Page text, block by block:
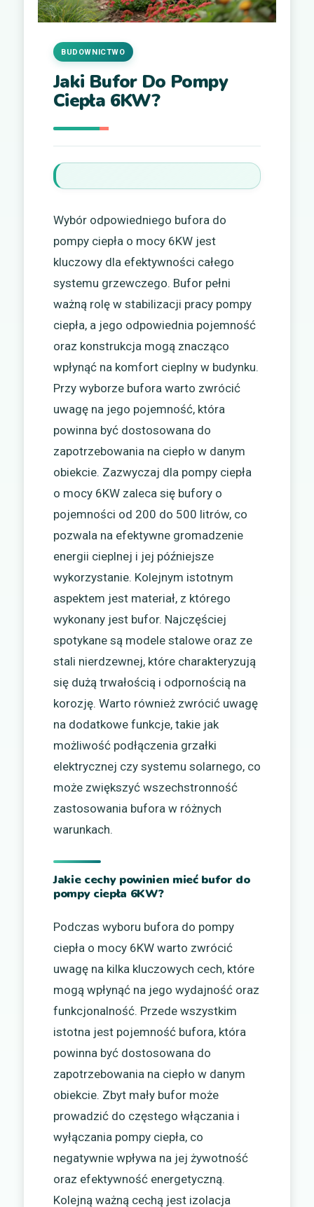
Jaki Bufor Do Pompy
Ciepła 6KW?
BUDOWNICTWO
Wybór odpowiedniego bufora do
pompy ciepła o mocy 6KW jest
kluczowy dla efektywności całego
systemu grzewczego. Bufor pełni
ważną rolę w stabilizacji pracy pompy
ciepła, a jego odpowiednia pojemność
oraz konstrukcja mogą znacząco
wpłynąć na komfort cieplny w budynku.
Przy wyborze bufora warto zwrócić
uwagę na jego pojemność, która
powinna być dostosowana do
zapotrzebowania na ciepło w danym
obiekcie. Zazwyczaj dla pompy ciepła
o mocy 6KW zaleca się bufory o
pojemności od 200 do 500 litrów, co
pozwala na efektywne gromadzenie
energii cieplnej i jej późniejsze
wykorzystanie. Kolejnym istotnym
aspektem jest materiał, z którego
wykonany jest bufor. Najczęściej
spotykane są modele stalowe oraz ze
stali nierdzewnej, które charakteryzują
się dużą trwałością i odpornością na
korozję. Warto również zwrócić uwagę
na dodatkowe funkcje, takie jak
możliwość podłączenia grzałki
elektrycznej czy systemu solarnego, co
może zwiększyć wszechstronność
zastosowania bufora w różnych
warunkach.
Jakie cechy powinien mieć bufor do
pompy ciepła 6KW?
Podczas wyboru bufora do pompy
ciepła o mocy 6KW warto zwrócić
uwagę na kilka kluczowych cech, które
mogą wpłynąć na jego wydajność oraz
funkcjonalność. Przede wszystkim
istotna jest pojemność bufora, która
powinna być dostosowana do
zapotrzebowania na ciepło w danym
obiekcie. Zbyt mały bufor może
prowadzić do częstego włączania i
wyłączania pompy ciepła, co
negatywnie wpływa na jej żywotność
oraz efektywność energetyczną.
Kolejną ważną cechą jest izolacja